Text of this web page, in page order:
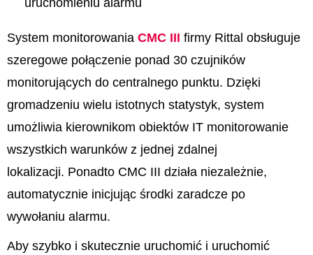
System monitorowania CMC III firmy Rittal obsługuje
szeregowe połączenie ponad 30 czujników
monitorujących do centralnego punktu. Dzięki
gromadzeniu wielu istotnych statystyk, system
umożliwia kierownikom obiektów IT monitorowanie
wszystkich warunków z jednej zdalnej
lokalizacji. Ponadto CMC III działa niezależnie,
automatycznie inicjując środki zaradcze po
wywołaniu alarmu.
Aby szybko i skutecznie uruchomić i uruchomić